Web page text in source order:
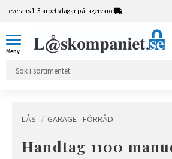
Leverans 1-3 arbetsdagar på lagervaror
LÅS GARAGE - FÖRRÅD
Handtag 1100